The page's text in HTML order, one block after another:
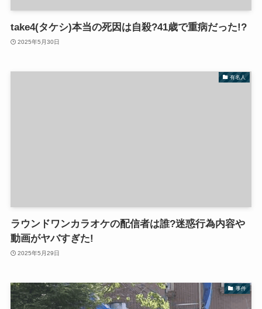
take4(タケシ)本当の死因は自殺?41歳で重病だった!?
2025年5月30日
有名人
ラウンドワンカラオケの配信者は誰?迷惑行為内容や
動画がヤバすぎた!
2025年5月29日
事件